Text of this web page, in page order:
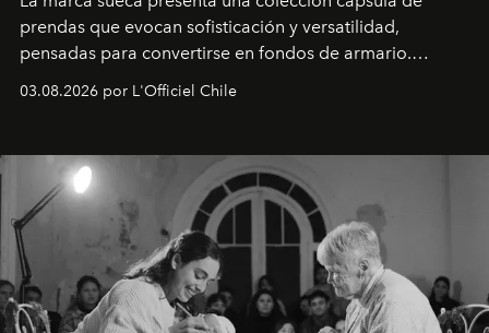
prendas que evocan sofisticación y versatilidad,
pensadas para convertirse en fondos de armario.
Disponible en Chile desde el 6 de agosto.
03.08.2026 por L'Officiel Chile